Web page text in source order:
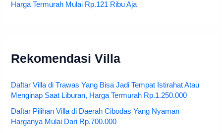
Harga Termurah Mulai Rp.121 Ribu Aja
Rekomendasi Villa
Daftar Villa di Trawas Yang Bisa Jadi Tempat Istirahat Atau
Menginap Saat Liburan, Harga Termurah Rp.1.250.000
Daftar Pilihan Villa di Daerah Cibodas Yang Nyaman
Harganya Mulai Dari Rp.700.000